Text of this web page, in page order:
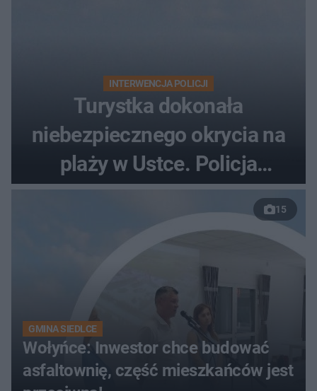
INTERWENCJA POLICJI
Turystka dokonała
niebezpiecznego okrycia na
plaży w Ustce. Policja
musiała zamknąć odcinek
15
GMINA SIEDLCE
Wołyńce: Inwestor chce budować
asfaltownię, część mieszkańców jest